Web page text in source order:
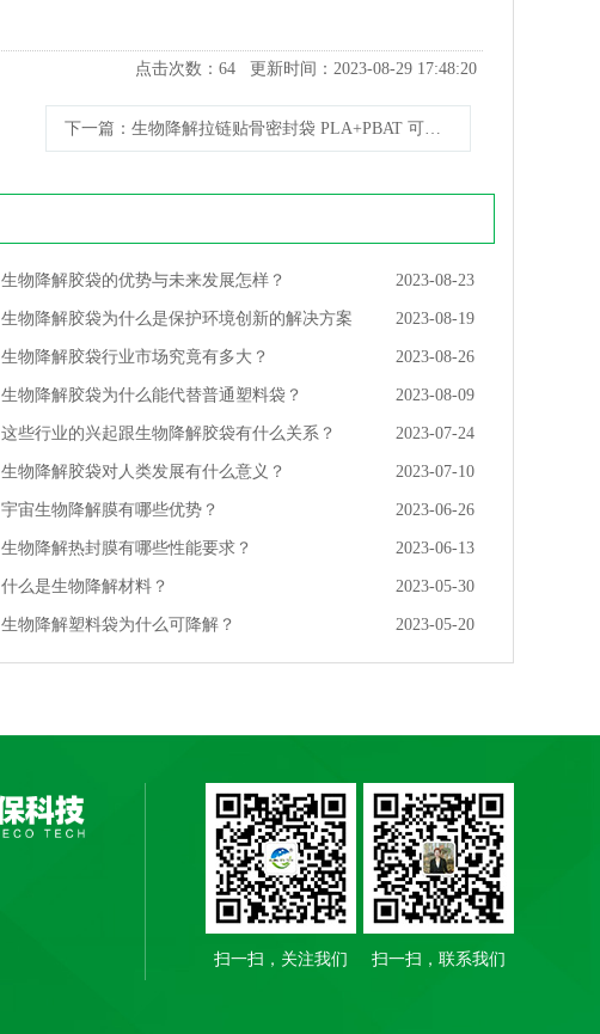
点击次数： 64 更新时间：2023-08-29 17:48:20
下一篇 ：生物降解拉链贴骨密封袋 PLA+PBAT 可堆肥服装包装袋
2023-08-23
生物降解胶袋的优势与未来发展怎样？
2023-08-19
生物降解胶袋为什么是保护环境创新的解决方案
2023-08-26
生物降解胶袋行业市场究竟有多大？
2023-08-09
生物降解胶袋为什么能代替普通塑料袋？
2023-07-24
这些行业的兴起跟生物降解胶袋有什么关系？
2023-07-10
生物降解胶袋对人类发展有什么意义？
2023-06-26
宇宙生物降解膜有哪些优势？
2023-06-13
生物降解热封膜有哪些性能要求？
2023-05-30
什么是生物降解材料？
2023-05-20
生物降解塑料袋为什么可降解？
扫一扫，关注我们 扫一扫，联系我们